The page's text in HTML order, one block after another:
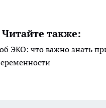
Читайте также:
ЭКО: что важно знать